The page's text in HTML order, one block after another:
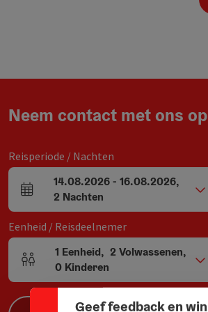
Geef feedback en win
Neem contact met ons op
Reisperiode / Nachten
Velden voor aankomst en vertrek
14.08.2026- 16.08.2026,
2 Nachten
Eenheid / Reisdeelnemer
Aantal eenheden en persoonsvelden
1 Eenheid, 2 Volwassenen,
0 Kinderen